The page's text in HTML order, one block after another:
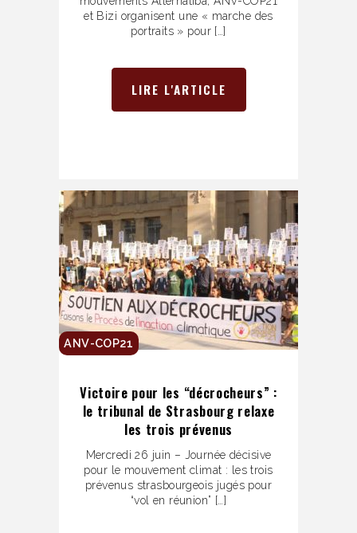
et Bizi organisent une « marche des
portraits » pour […]
LIRE L'ARTICLE
ANV-COP21
Victoire pour les “décrocheurs” :
le tribunal de Strasbourg relaxe
les trois prévenus
Mercredi 26 juin – Journée décisive
pour le mouvement climat : les trois
prévenus strasbourgeois jugés pour
“vol en réunion” […]